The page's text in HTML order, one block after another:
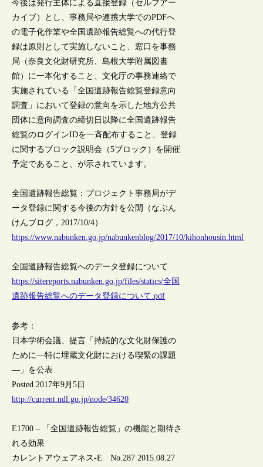
今後は発行主体による直接登録（セルフアー
カイブ）とし、事務局や連携大学でのPDFへ
の電子化作業や全国遺跡報告総覧への代行登
録は原則として実施しないこと、窓口を事務
局（奈良文化財研究所、島根大学附属図書
館）に一本化すること、文化庁の事務連絡で
実施されている「全国遺跡報告総覧登録意向
調査」において登録の意向を示した地方公共
団体に意向調査の締切日以降に全国遺跡報告
総覧のログインIDを一斉配布すること、登録
に関するブロック説明会（5ブロック）を開催
予定であること、が示されています。
全国遺跡報告総覧：プロジェクト事務局がデ
ータ登録に関する今後の方針を公開（なぶん
けんブログ，2017/10/4）
https://www.nabunken.go.jp/nabunkenblog/2017/10/kihonhousin.html
全国遺跡報告総覧へのデータ登録について
https://sitereports.nabunken.go.jp/files/statics/全国
遺跡報告総覧へのデータ登録について.pdf
参考：
日本学術会議、提言「持続的な文化財保護の
ために―特に埋蔵文化財における喫緊の課題
―」を公表
Posted 2017年9月5日
http://current.ndl.go.jp/node/34620
E1700 – 「全国遺跡報告総覧」の機能と期待さ
れる効果
カレントアウェアネス-E No.287 2015.08.27